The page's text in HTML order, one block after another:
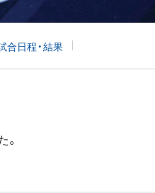
合日程・結果